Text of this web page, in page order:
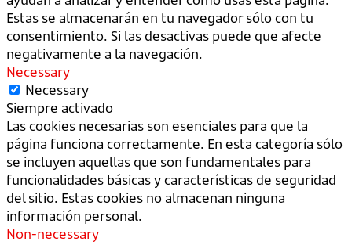
Estas se almacenarán en tu navegador sólo con tu
consentimiento. Si las desactivas puede que afecte
negativamente a la navegación.
Necessary
Necessary
Siempre activado
Las cookies necesarias son esenciales para que la
página funciona correctamente. En esta categoría sólo
se incluyen aquellas que son fundamentales para
funcionalidades básicas y características de seguridad
del sitio. Estas cookies no almacenan ninguna
información personal.
Non-necessary